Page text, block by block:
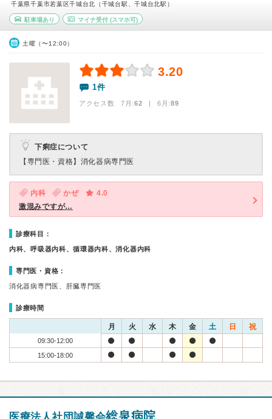
千葉県千葉市若葉区千城台北（千城台駅、千城台北駅）
駐車場あり マイナ受付(スマホ可)
土曜（〜12:00）
3.20
1件
アクセス数 7月:62 | 6月:89
下痢症について
【専門医・資格】 消化器病専門医
内科 かぜ
4.0
激混みですが…
診療科目：
内科、呼吸器内科、循環器内科、消化器内科
専門医・資格：
消化器病専門医、肝臓専門医
診療時間
月 火 水 木 金 土 日 祝
09:30-12:00
15:00-18:00
総泉病院